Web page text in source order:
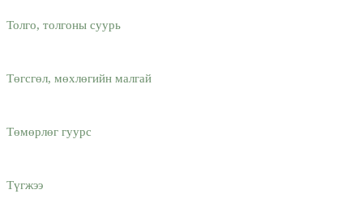
Толго, толгоны суурь
Төгсгөл, мөхлөгийн малгай
Төмөрлөг гуурс
Түгжээ